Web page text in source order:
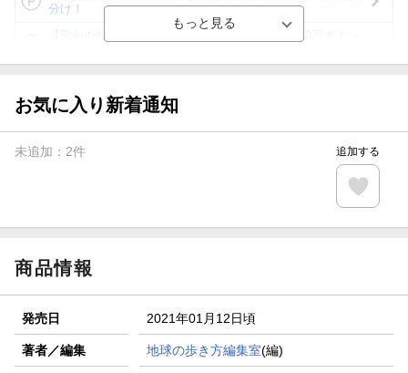
分け！
が当たる！
楽天モバイル紹介キャンペーンの拡散で300円OFFクーポン
条件達成で楽天限定・宝塚歌劇 宙組貸切公演ペアチケット
お気に入り新着通知
未追加： 2件 追加する
商品情報
発売日 2021年01月12日頃
著者／編集 地球の歩き方編集室(編)